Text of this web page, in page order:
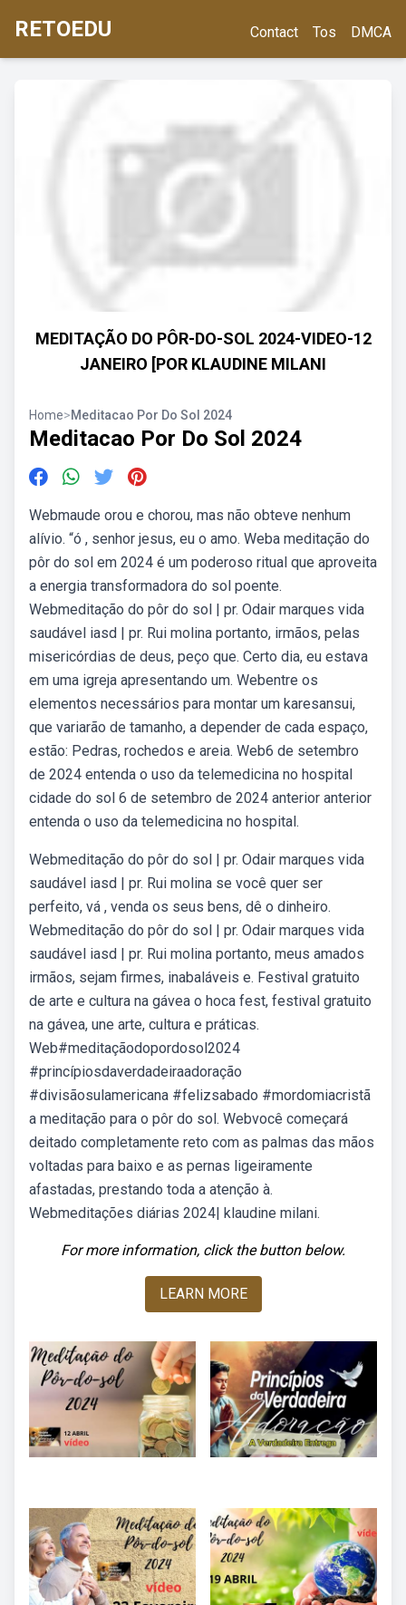
RETOEDU Contact Tos DMCA
MEDITAÇÃO DO PÔR-DO-SOL 2024-VIDEO-12
JANEIRO [POR KLAUDINE MILANI
Home>Meditacao Por Do Sol 2024
Meditacao Por Do Sol 2024
Webmaude orou e chorou, mas não obteve nenhum
alívio. “ó , senhor jesus, eu o amo. Weba meditação do
pôr do sol em 2024 é um poderoso ritual que aproveita
a energia transformadora do sol poente.
Webmeditação do pôr do sol | pr. Odair marques vida
saudável iasd | pr. Rui molina portanto, irmãos, pelas
misericórdias de deus, peço que. Certo dia, eu estava
em uma igreja apresentando um. Webentre os
elementos necessários para montar um karesansui,
que variarão de tamanho, a depender de cada espaço,
estão: Pedras, rochedos e areia. Web6 de setembro
de 2024 entenda o uso da telemedicina no hospital
cidade do sol 6 de setembro de 2024 anterior anterior
entenda o uso da telemedicina no hospital.
Webmeditação do pôr do sol | pr. Odair marques vida
saudável iasd | pr. Rui molina se você quer ser
perfeito, vá , venda os seus bens, dê o dinheiro.
Webmeditação do pôr do sol | pr. Odair marques vida
saudável iasd | pr. Rui molina portanto, meus amados
irmãos, sejam firmes, inabaláveis e. Festival gratuito
de arte e cultura na gávea o hoca fest, festival gratuito
na gávea, une arte, cultura e práticas.
Web#meditaçãodopordosol2024
#princípiosdaverdadeiraadoração
#divisãosulamericana #felizsabado #mordomiacristã
a meditação para o pôr do sol. Webvocê começará
deitado completamente reto com as palmas das mãos
voltadas para baixo e as pernas ligeiramente
afastadas, prestando toda a atenção à.
Webmeditações diárias 2024| klaudine milani.
For more information, click the button below.
LEARN MORE